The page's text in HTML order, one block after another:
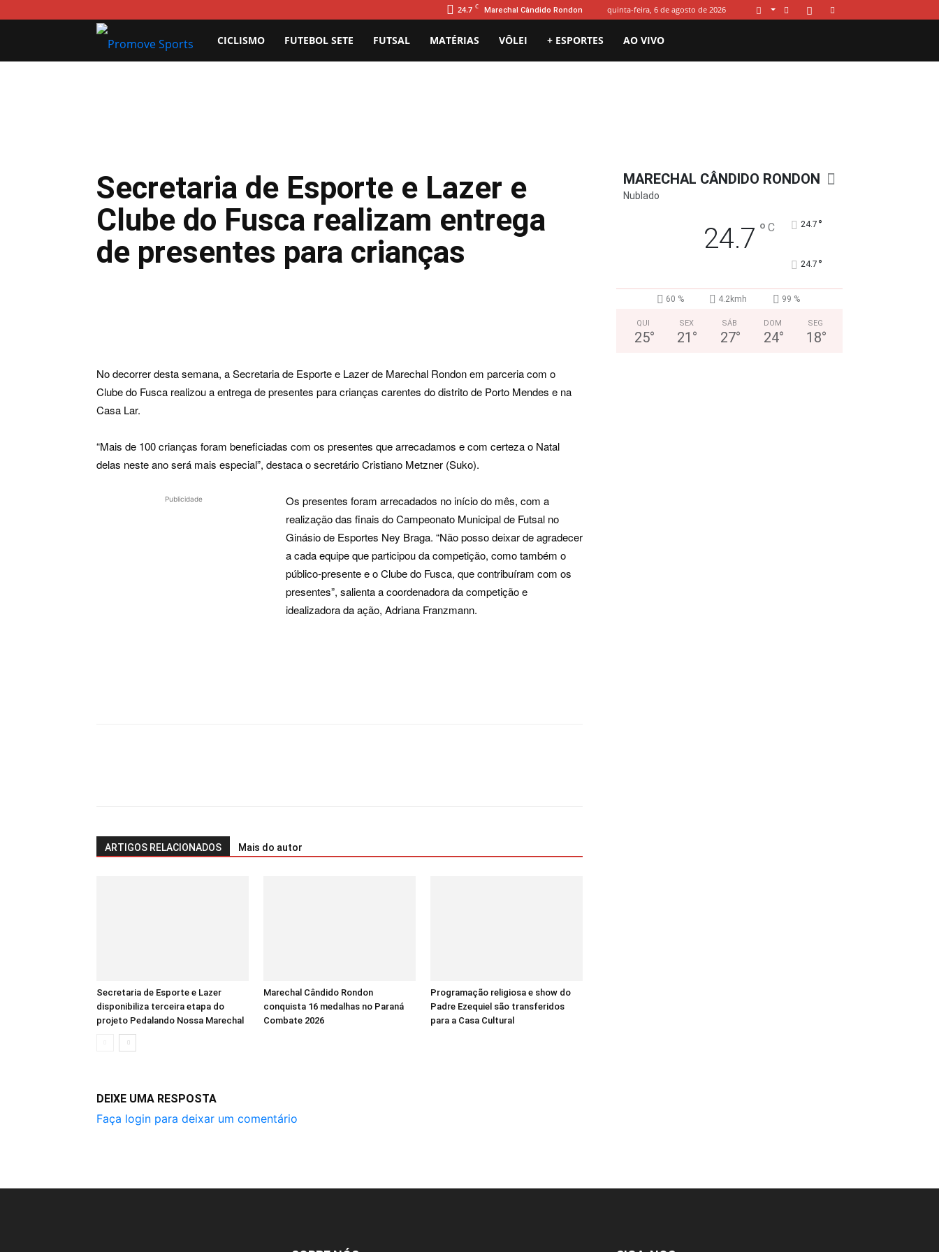
24.7 C Marechal Cândido Rondon quinta-feira, 6 de agosto de 2026
Promove
CICLISMO FUTEBOL SETE FUTSAL MATÉRIAS VÔLEI + ESPORTES AO VIVO
Secretaria de Esporte e Lazer e
Clube do Fusca realizam entrega
de presentes para crianças
No decorrer desta semana, a Secretaria de Esporte e Lazer de Marechal Rondon em parceria com o
Clube do Fusca realizou a entrega de presentes para crianças carentes do distrito de Porto Mendes e na
Casa Lar.
“Mais de 100 crianças foram beneficiadas com os presentes que arrecadamos e com certeza o Natal
delas neste ano será mais especial”, destaca o secretário Cristiano Metzner (Suko).
Publicidade
Os presentes foram arrecadados no início do mês, com a
realização das finais do Campeonato Municipal de Futsal no
Ginásio de Esportes Ney Braga. “Não posso deixar de agradecer
a cada equipe que participou da competição, como também o
público-presente e o Clube do Fusca, que contribuíram com os
presentes”, salienta a coordenadora da competição e
idealizadora da ação, Adriana Franzmann.
ARTIGOS RELACIONADOS Mais do autor
Secretaria de Esporte e Lazer
disponibiliza terceira etapa do
projeto Pedalando Nossa Marechal
Marechal Cândido Rondon
conquista 16 medalhas no Paraná
Combate 2026
Programação religiosa e show do
Padre Ezequiel são transferidos
para a Casa Cultural
DEIXE UMA RESPOSTA
Faça login para deixar um comentário
MARECHAL CÂNDIDO RONDON
Nublado
24.7 ° C 24.7 °
24.7 °
60 % 4.2kmh 99 %
QUI
25°
SEX
21 °
SÁB
27°
DOM
24°
SEG
18°